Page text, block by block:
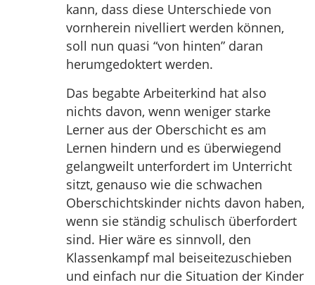
kann, dass diese Unterschiede von
vornherein nivelliert werden können,
soll nun quasi “von hinten” daran
herumgedoktert werden.
Das begabte Arbeiterkind hat also
nichts davon, wenn weniger starke
Lerner aus der Oberschicht es am
Lernen hindern und es überwiegend
gelangweilt unterfordert im Unterricht
sitzt, genauso wie die schwachen
Oberschichtskinder nichts davon haben,
wenn sie ständig schulisch überfordert
sind. Hier wäre es sinnvoll, den
Klassenkampf mal beiseitezuschieben
und einfach nur die Situation der Kinder